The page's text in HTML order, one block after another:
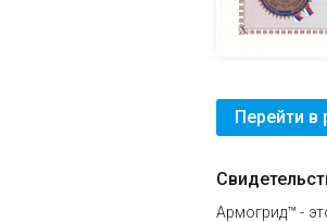
Перейти в
Армогрид™ -